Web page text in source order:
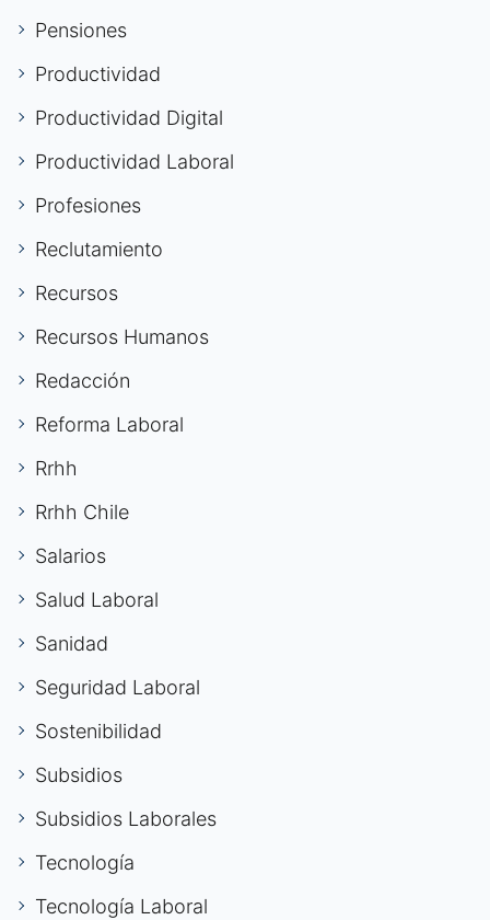
Pensiones
Productividad
Productividad Digital
Productividad Laboral
Profesiones
Reclutamiento
Recursos
Recursos Humanos
Redacción
Reforma Laboral
Rrhh
Rrhh Chile
Salarios
Salud Laboral
Sanidad
Seguridad Laboral
Sostenibilidad
Subsidios
Subsidios Laborales
Tecnología
Tecnología Laboral